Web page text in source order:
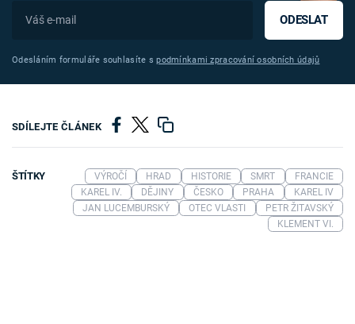
ODESLAT
Odesláním formuláře souhlasíte spodmínkami zpracování osobních údajů
SDÍLEJTE ČLÁNEK
ŠTÍTKY VÝROČÍ HRAD HISTORIE SMRT
FRANCIE
KAREL IV.
DĚJINY ČESKO PRAHA
KAREL IV
JAN LUCEMBURSKÝ
OTEC VLASTI
PETR ŽITAVSKÝ
KLEMENT VI.